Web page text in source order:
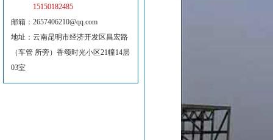
15150182485
邮箱：2657406210@qq.com
地址：云南昆明市经济开发区昌宏路
（车管 所旁）香颂时光小区21幢14层
03室